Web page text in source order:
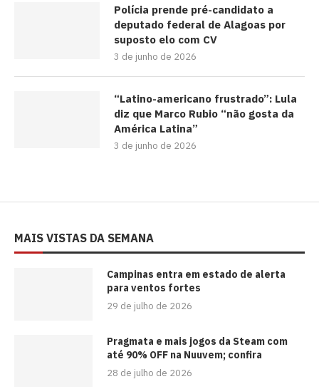
Polícia prende pré-candidato a
deputado federal de Alagoas por
suposto elo com CV
3 de junho de 2026
“Latino-americano frustrado”: Lula
diz que Marco Rubio “não gosta da
América Latina”
3 de junho de 2026
MAIS VISTAS DA SEMANA
Campinas entra em estado de alerta
para ventos fortes
29 de julho de 2026
Pragmata e mais jogos da Steam com
até 90% OFF na Nuuvem; confira
28 de julho de 2026